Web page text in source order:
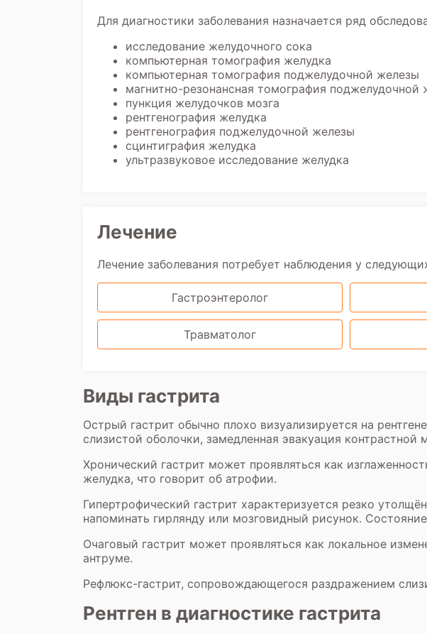
Для диагностики заболевания назначается ряд
исследование желудочного сока
компьютерная томография желудка
компьютерная томография поджелудочной железы
магнитно-резонансная томография поджелудочной
пункция желудочков мозга
рентгенография желудка
рентгенография поджелудочной железы
сцинтиграфия желудка
ультразвуковое исследование желудка
Лечение
Лечение заболевания потребует наблюдения у
Гастроэнтеролог
Травматолог
Виды гастрита
Острый гастрит обычно плохо визуализируется на
слизистой оболочки, замедленная эвакуация
Хронический гастрит может проявляться как
желудка, что говорит об атрофии.
Гипертрофический гастрит характеризуется резко
напоминать гирлянду или мозговидный рисунок.
Очаговый гастрит может проявляться как локальное
антруме.
Рефлюкс-гастрит, сопровождающегося раздражением
Рентген в диагностике гастрита